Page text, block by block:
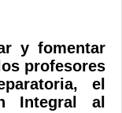
y fomentar
profesores
el
Integral al